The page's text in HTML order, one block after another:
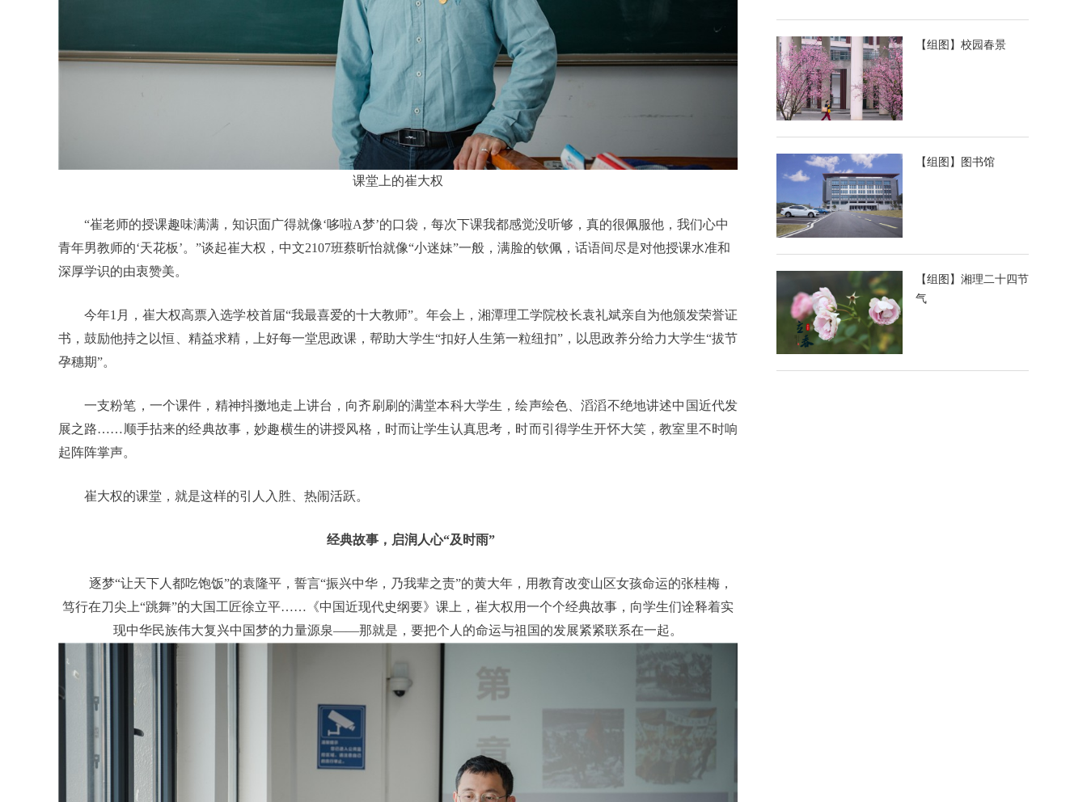
课堂上的崔大权
“崔老师的授课趣味满满，知识面广得就像‘哆啦A梦’的口袋，每次下课我都感觉没听够，真的很佩服他，我们心中
青年男教师的‘天花板’。”谈起崔大权，中文2107班蔡昕怡就像“小迷妹”一般，满脸的钦佩，话语间尽是对他授课水准和
深厚学识的由衷赞美。
今年1月，崔大权高票入选学校首届“我最喜爱的十大教师”。年会上，湘潭理工学院校长袁礼斌亲自为他颁发荣誉证
书，鼓励他持之以恒、精益求精，上好每一堂思政课，帮助大学生“扣好人生第一粒纽扣”，以思政养分给力大学生“拔节
孕穗期”。
一支粉笔，一个课件，精神抖擞地走上讲台，向齐刷刷的满堂本科大学生，绘声绘色、滔滔不绝地讲述中国近代发
展之路……顺手拈来的经典故事，妙趣横生的讲授风格，时而让学生认真思考，时而引得学生开怀大笑，教室里不时响
起阵阵掌声。
崔大权的课堂，就是这样的引人入胜、热闹活跃。
经典故事，启润人心“及时雨”
逐梦“让天下人都吃饱饭”的袁隆平，誓言“振兴中华，乃我辈之责”的黄大年，用教育改变山区女孩命运的张桂梅，
笃行在刀尖上“跳舞”的大国工匠徐立平……《中国近现代史纲要》课上，崔大权用一个个经典故事，向学生们诠释着实
现中华民族伟大复兴中国梦的力量源泉——那就是，要把个人的命运与祖国的发展紧紧联系在一起。
【组图】校园春景
【组图】图书馆
【组图】湘理二十四节
气